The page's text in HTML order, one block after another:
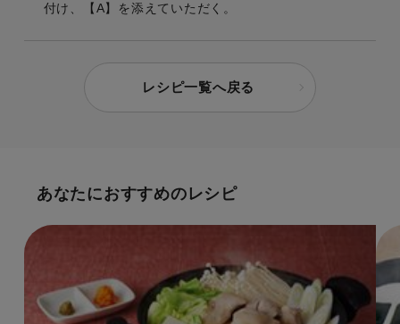
付け、【A】を添えていただく。
レシピ一覧へ戻る
あなたにおすすめのレシピ